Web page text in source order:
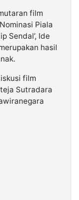
film
Piala
Sendal’, Ide
hasil
film
Sutradara